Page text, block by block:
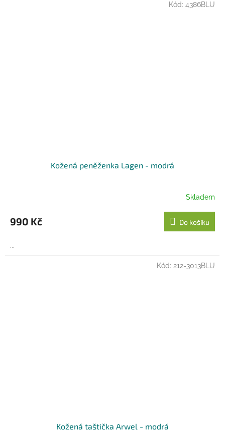
Kožená peněženka Lagen - modrá
Skladem
990 Kč Do košíku
...
Kód: 4386BLU
Kožená taštička Arwel - modrá
Kód: 212-3013BLU